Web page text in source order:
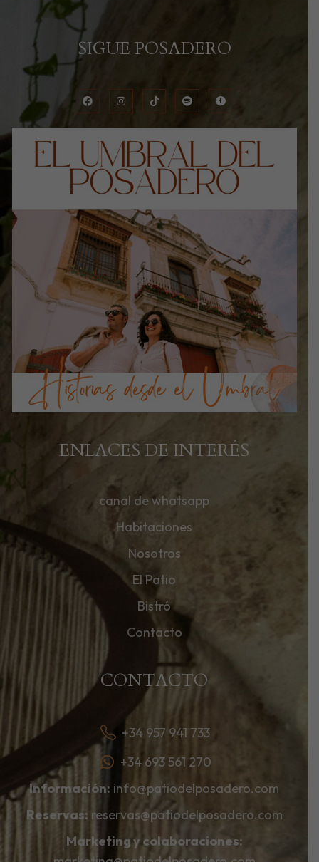
SIGUE POSADERO
ENLACES DE INTERÉS
canal de whatsapp
Habitaciones
Nosotros
El Patio
Bistró
Contacto
CONTACTO
+34 957 941 733
+34 693 561 270
Información: info@patiodelposadero.com
Reservas: reservas@patiodelposadero.com
Marketing y colaboraciones: